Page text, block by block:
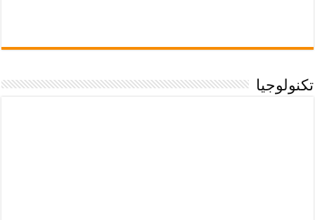
تكنولوجيا